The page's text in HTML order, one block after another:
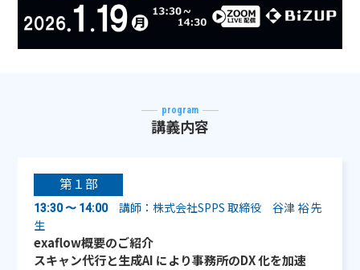
program
講義内容
第１部
13:30 〜 14:00講師：株式会社SPPS 取締役 谷津 裕 先
生
exaflow概要のご紹介
スキャン代行と生成AI により事務所のDX 化を加速